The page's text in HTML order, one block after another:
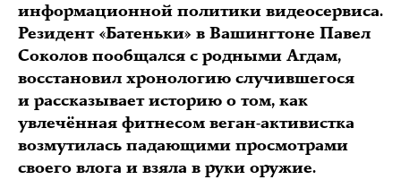
информационной политики видеосервиса.
Резидент «Батеньки» в Вашингтоне Павел
Соколов пообщался с родными Агдам,
восстановил хронологию случившегося
и рассказывает историю о том, как
увлечённая фитнесом веган-активистка
возмутилась падающими просмотрами
своего влога и взяла в руки оружие.